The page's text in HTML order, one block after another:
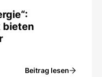
bieten
Beitrag lesen